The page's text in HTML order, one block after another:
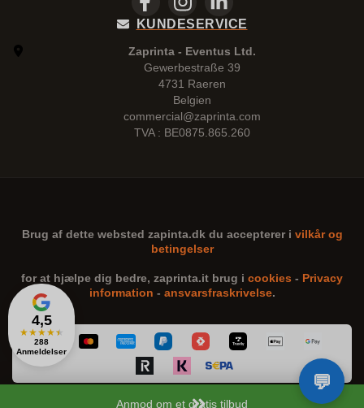
Anmod om et gratis tilbud
4,5
★★★★★
288
Anmeldelser
KUNDESERVICE
Zaprinta - Eventus Ltd.
Gewerbestraße 39
4731 Raeren
Belgien
commercial@zaprinta.com
TVA : BE0875.865.260
Brug af dette websted zapinta.dk du accepterer i vilkår og
betingelser
for at hjælpe dig bedre, zaprinta.it brug i cookies - Privacy
information - ansvarsfraskrivelse.